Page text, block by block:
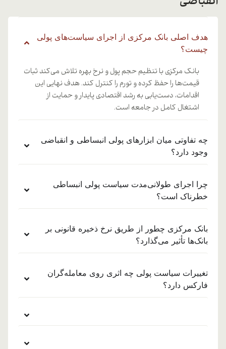
هدف اصلی بانک مرکزی از اجرای سیاست‌های پولی
چیست؟
بانک مرکزی با تنظیم حجم پول و نرخ بهره تلاش می‌کند ثبات
قیمت‌ها را حفظ کرده و تورم را کنترل کند. هدف نهایی این
اقدامات، دست‌یابی به رشد اقتصادی پایدار و حمایت از
اشتغال کامل در جامعه است.
چه تفاوتی میان ابزارهای پولی انبساطی و انقباضی
وجود دارد؟
چرا اجرای طولانی‌مدت سیاست پولی انبساطی
خطرناک است؟
بانک مرکزی چطور از طریق نرخ ذخیره قانونی بر
بانک‌ها تأثیر می‌گذارد؟
تغییرات سیاست پولی چه اثری روی معامله‌گران
فارکس دارد؟